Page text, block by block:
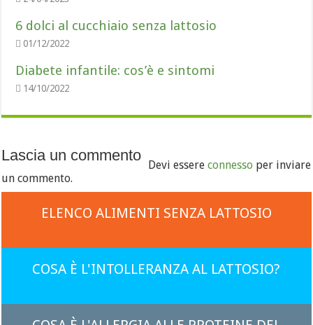
6 dolci al cucchiaio senza lattosio
01/12/2022
Diabete infantile: cos’è e sintomi
14/10/2022
Lascia un commento
Devi essereconnesso per inviare
un commento.
ELENCO ALIMENTI SENZA LATTOSIO
COSA È L'INTOLLERANZA AL LATTOSIO?